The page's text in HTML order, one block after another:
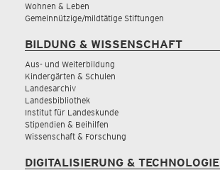
Wohnen & Leben
Gemeinnützige/mildtätige Stiftungen
BILDUNG & WISSENSCHAFT
Aus- und Weiterbildung
Kindergärten & Schulen
Landesarchiv
Landesbibliothek
Institut für Landeskunde
Stipendien & Beihilfen
Wissenschaft & Forschung
DIGITALISIERUNG & TECHNOLOGIE